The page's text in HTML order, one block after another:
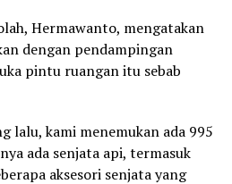
Hermawanto, mengatakan
dengan pendampingan
pintu ruangan itu sebab
lalu, kami menemukan ada 995
ada senjata api, termasuk
aksesori senjata yang